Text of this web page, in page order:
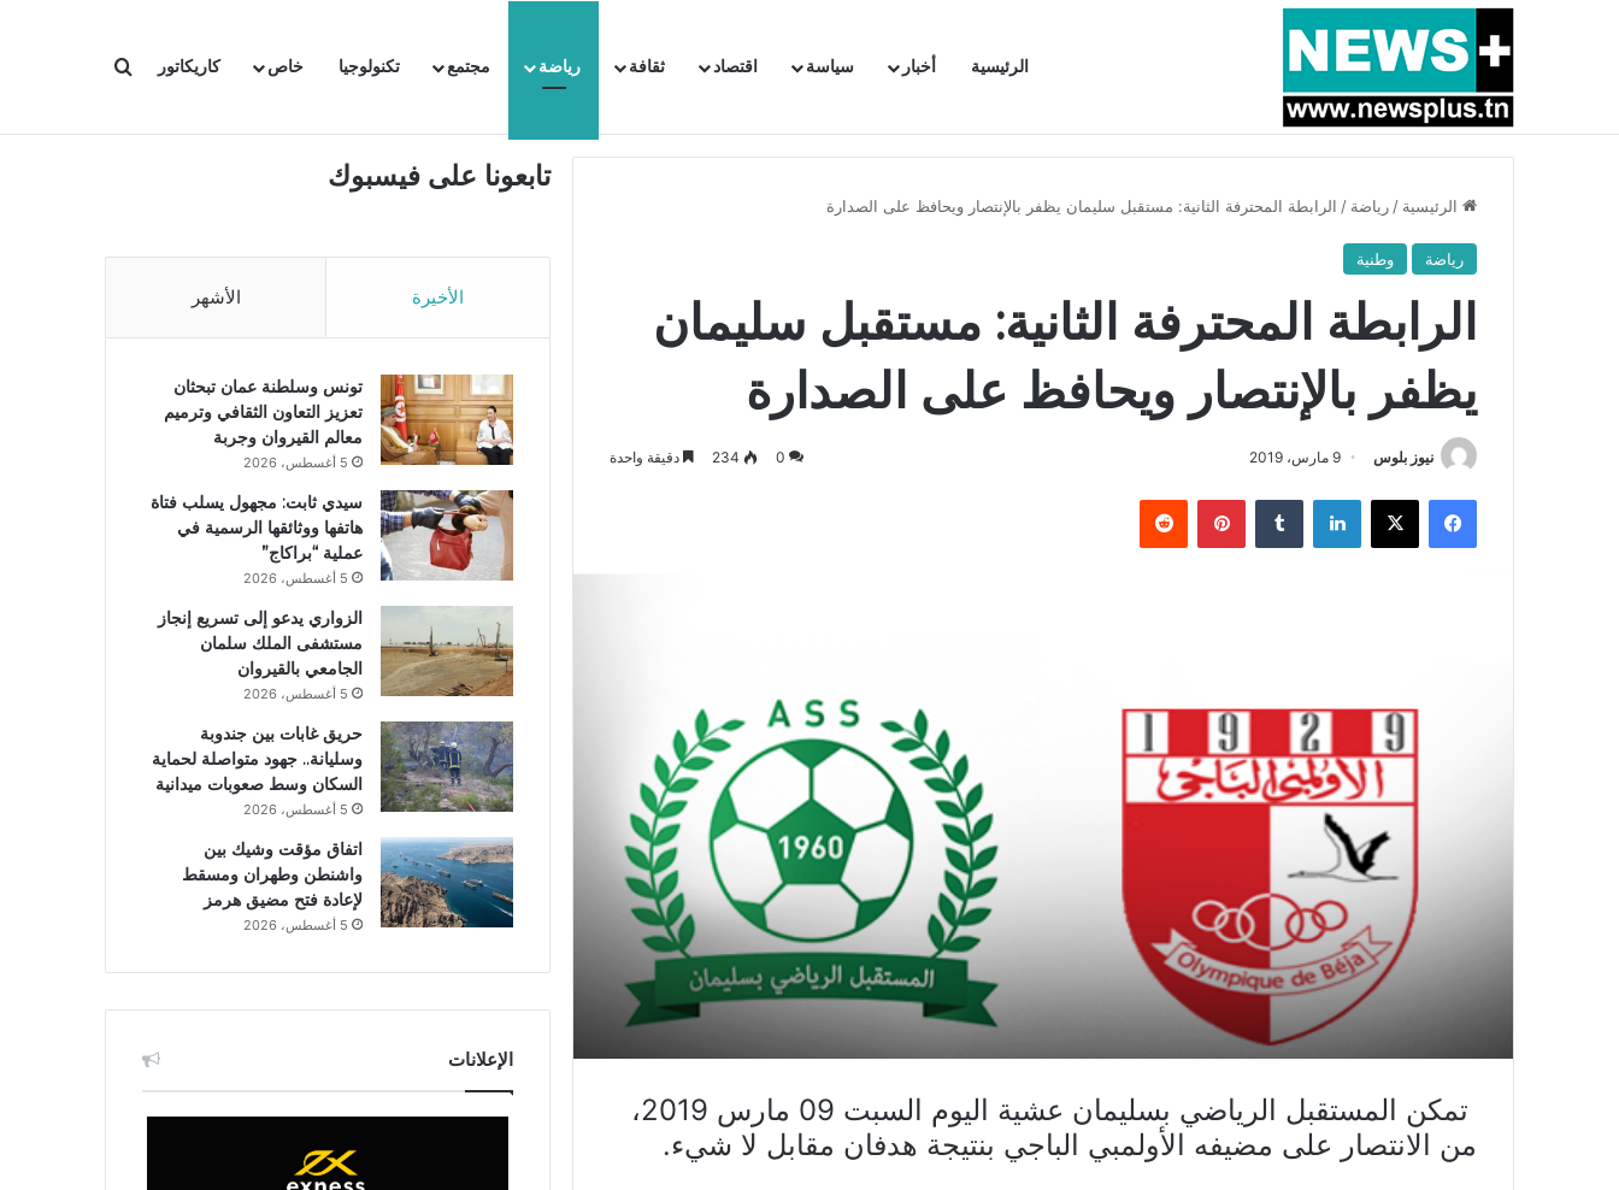
الرئيسية أخبار سياسة اقتصاد ثقافة رياضة مجتمع تكنولوجيا خاص كاريكاتور بحث عن
أخبار عاجلة بسبب المرزوقي وبتكليف من سعيّد: الخارجية تستدعي السفيرة الفرنسية بتونس وتبلغها احتجاجا شديد اللهجة !!
الرئيسية / رياضة / الرابطة المحترفة الثانية: مستقبل سليمان يظفر بالإنتصار ويحافظ على الصدارة
رياضة وطنية
الرابطة المحترفة الثانية: مستقبل سليمان
يظفر بالإنتصار ويحافظ على الصدارة
نيوز بلوس 9 مارس، 2019 0
234 دقيقة واحدة
فيسبوك X لينكدإن بينتيريست
تمكن المستقبل الرياضي بسليمان عشية اليوم السبت 09 مارس 2019،
من الانتصار على مضيفه الأولمبي الباجي بنتيجة هدفان مقابل لا شيء.
تابعونا على فيسبوك
الأخيرة الأشهر
تونس وسلطنة عمان تبحثان
تعزيز التعاون الثقافي وترميم
معالم القيروان وجربة
5 أغسطس، 2026
سيدي ثابت: مجهول يسلب فتاة
هاتفها ووثائقها الرسمية في
عملية “براكاج”
5 أغسطس، 2026
الزواري يدعو إلى تسريع إنجاز
مستشفى الملك سلمان
الجامعي بالقيروان
5 أغسطس، 2026
حريق غابات بين جندوبة
وسليانة.. جهود متواصلة لحماية
السكان وسط صعوبات ميدانية
5 أغسطس، 2026
اتفاق مؤقت وشيك بين
واشنطن وطهران ومسقط
لإعادة فتح مضيق هرمز
5 أغسطس، 2026
الإعلانات